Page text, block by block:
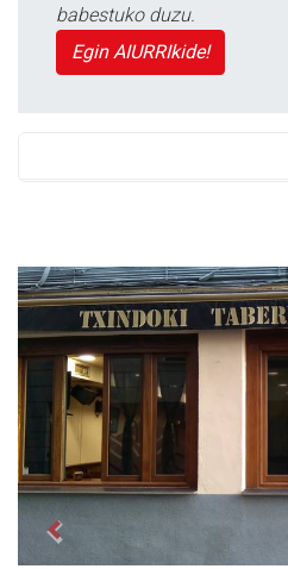
babestuko duzu.
Egin AIURRIkide!
Previous